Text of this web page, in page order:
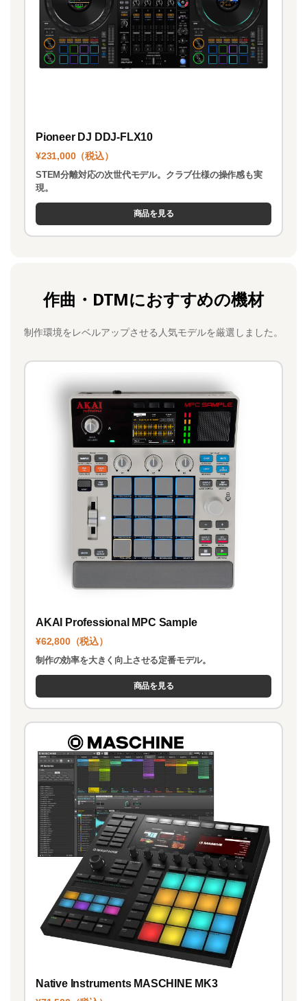
Pioneer DJ DDJ-FLX10
¥231,000（税込）
STEM分離対応の次世代モデル。クラブ仕様の操作感も実
現。
商品を見る
作曲・DTMにおすすめの機材
制作環境をレベルアップさせる人気モデルを厳選しました。
AKAI Professional MPC Sample
¥62,800（税込）
制作の効率を大きく向上させる定番モデル。
商品を見る
Native Instruments MASCHINE MK3